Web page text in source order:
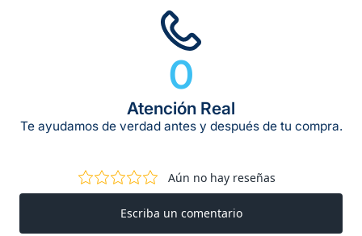
0
Atención Real
Te ayudamos de verdad antes y después de tu compra.